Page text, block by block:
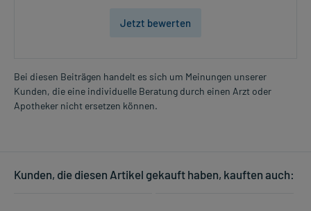
Jetzt bewerten
Bei diesen Beiträgen handelt es sich um Meinungen unserer
Kunden, die eine individuelle Beratung durch einen Arzt oder
Apotheker nicht ersetzen können.
Kunden, die diesen Artikel gekauft haben, kauften auch: